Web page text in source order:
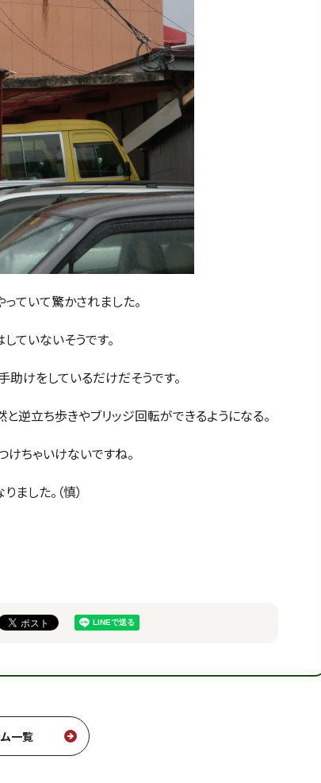
ていて驚かされました。
ていないそうです。
けをしているだけだそうです。
逆立ち歩きやブリッジ回転ができるようになる。
ちゃいけないですね。
した。（慎）
一覧